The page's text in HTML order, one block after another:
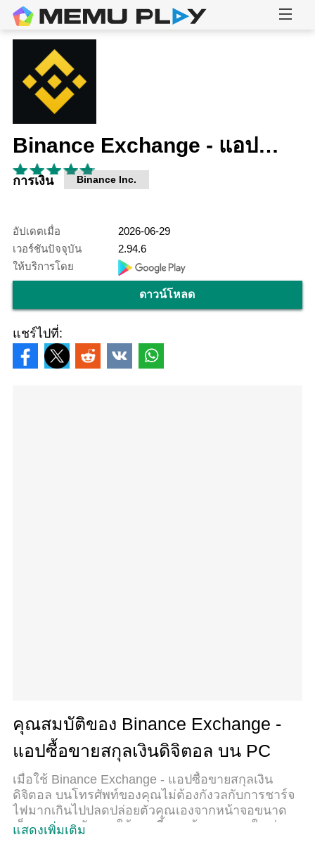
Binance Exchange - แอปซื้อขายสกุลเงินดิจิตอล
การเงิน Binance Inc.
อัปเดตเมื่อ
2026-06-29
เวอร์ชันปัจจุบัน
2.94.6
ให้บริการโดย
ดาวน์โหลด
แชร์ไปที่:
คุณสมบัติของ Binance Exchange -
แอปซื้อขายสกุลเงินดิจิตอล บน PC
เมื่อใช้ Binance Exchange - แอปซื้อขายสกุลเงิน
ดิจิตอล บนโทรศัพท์ของคุณไม่ต้องกังวลกับการชาร์จ
ไฟมากเกินไปปลดปล่อยตัวคุณเองจากหน้าจอขนาด
เล็กและสนุกกับการใช้แอพนี้บนหน้าจอขนาดใหญ่ จาก
แสดงเพิ่มเติม